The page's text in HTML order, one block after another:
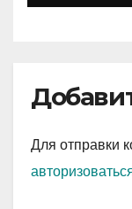
Для отправки